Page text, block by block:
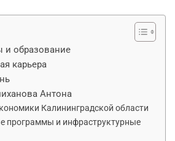
и образование
карьера
Антона
Калининградской области
программы и инфраструктурные